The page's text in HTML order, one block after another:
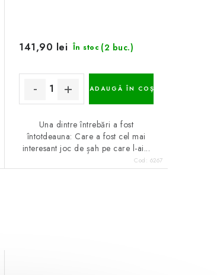
În stoc (2 buc.)
141,90 lei
ADAUGĂ ÎN COŞ
Una dintre întrebări a fost
întotdeauna: Care a fost cel mai
interesant joc de șah pe care l-ai...
Cod: 6267